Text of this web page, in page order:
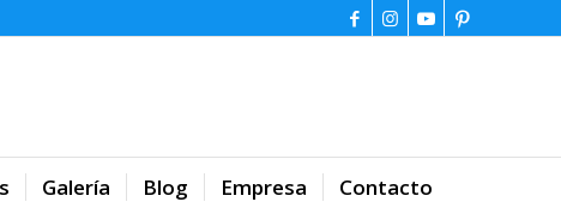
Galería Blog Empresa Contacto